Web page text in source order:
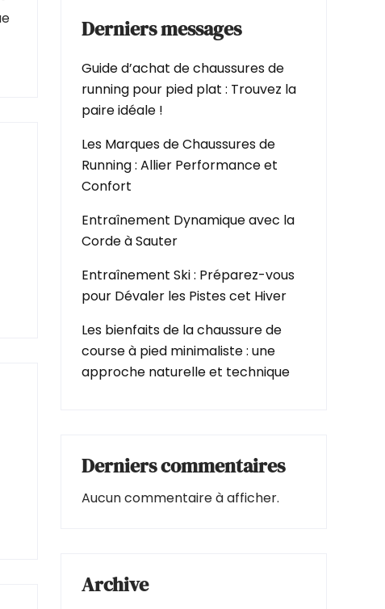
Derniers messages
Guide d’achat de chaussures de
running pour pied plat : Trouvez la
paire idéale !
Les Marques de Chaussures de
Running : Allier Performance et
Confort
Entraînement Dynamique avec la
Corde à Sauter
Entraînement Ski : Préparez-vous
pour Dévaler les Pistes cet Hiver
Les bienfaits de la chaussure de
course à pied minimaliste : une
approche naturelle et technique
Derniers commentaires
Aucun commentaire à afficher.
Archive